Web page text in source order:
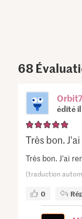
68
édité il
Très bon.
Très bon. J'ai
(traduction
0